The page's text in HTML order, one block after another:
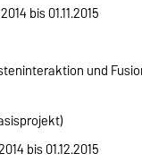
bis 01.11.2015
und
bis 01.12.2015